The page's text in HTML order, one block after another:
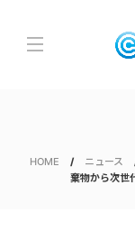
HOME ニュース
棄物から次世